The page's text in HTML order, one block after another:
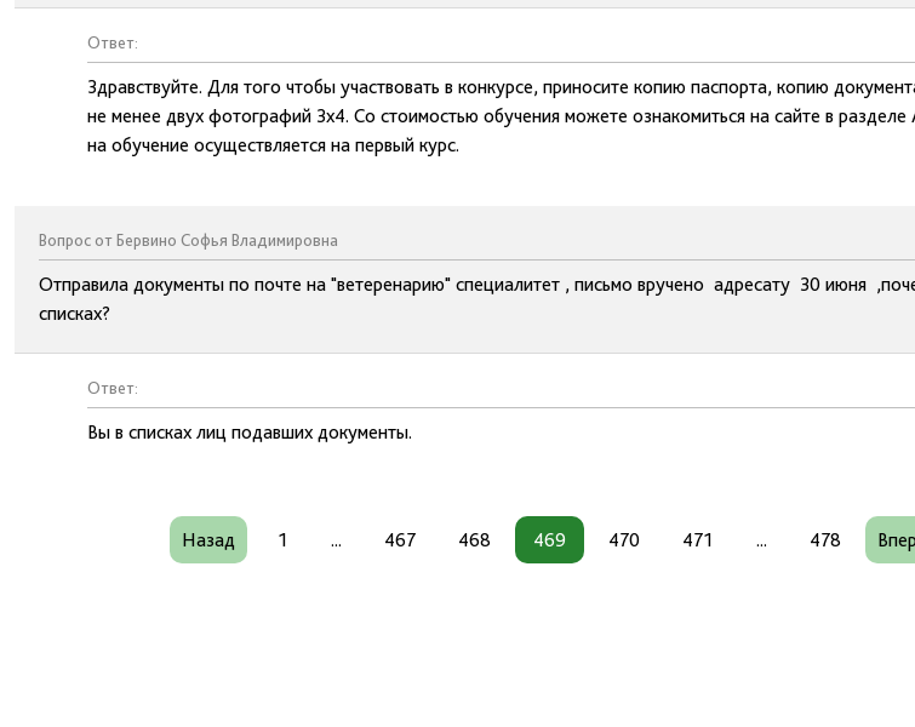
Ответ:
Здравствуйте. Для того чтобы участвовать в конкурсе, приносите копию паспорта, копию
не менее двух фотографий 3х4. Со стоимостью обучения можете ознакомиться на сайте в
на обучение осуществляется на первый курс.
Вопрос от Бервино Софья Владимировна
Отправила документы по почте на "ветеренарию" специалитет , письмо вручено адресату 30 июня
списках?
Ответ:
Вы в списках лиц подавших документы.
Назад 1 ... 467 468 469 470 471 ... 478